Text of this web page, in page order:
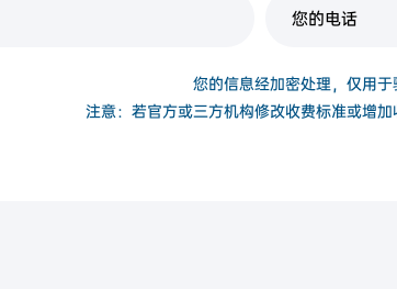
您的信息经加密处理，仅用
注意：若官方或三方机构修改收费标准或增